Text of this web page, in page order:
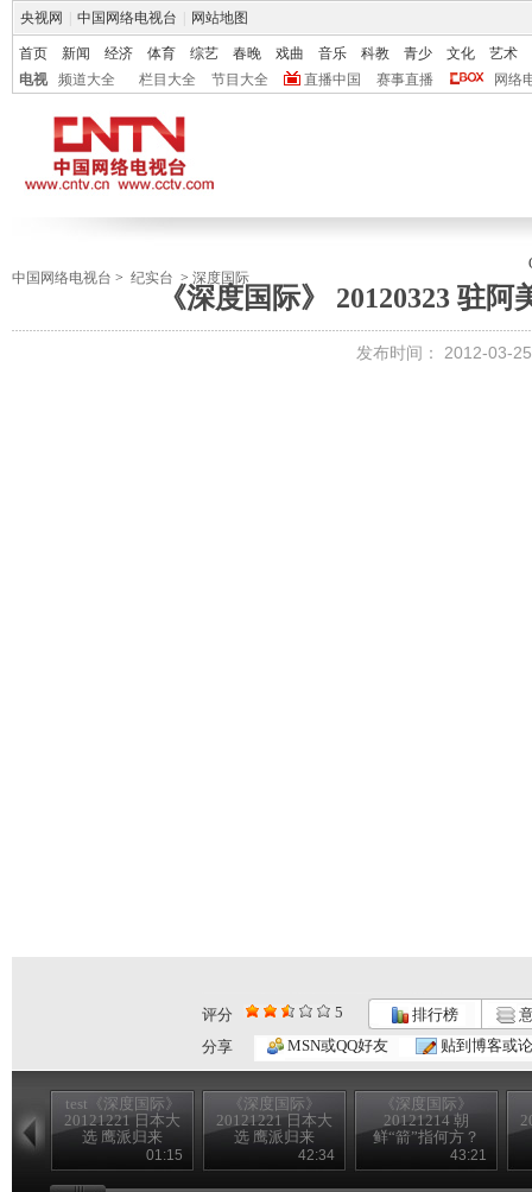
央视网 中国网络电视台 网站地图
首页 新闻 经济 体育 综艺 春晚 戏曲 音乐 科教 青少 文化
艺术
电视
频道大全 栏目大全 节目大全 直播中国 赛事直播 网络
中国网络电视台 > 纪实台 > 深度国际
《深度国际》 20120323 驻
发布时间： 2012-03-
评分 5 排行榜
分享
MSN或QQ好友 贴到博客或
test《深度国际》
20121221 日本大
选 鹰派归来
01:15
《深度国际》
20121221 日本大
选 鹰派归来
42:34
《深度国际》
20121214 朝
鲜“箭”指何方？
43:21